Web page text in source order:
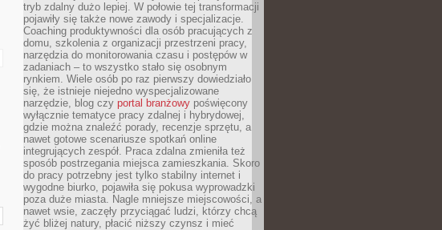
tryb zdalny dużo lepiej. W połowie tej transformacji
pojawiły się także nowe zawody i specjalizacje.
Coaching produktywności dla osób pracujących z
domu, szkolenia z organizacji przestrzeni pracy,
narzędzia do monitorowania czasu i postępów w
zadaniach – to wszystko stało się osobnym
rynkiem. Wiele osób po raz pierwszy dowiedziało
się, że istnieje niejedno wyspecjalizowane
narzędzie, blog czy portal branżowy poświęcony
wyłącznie tematyce pracy zdalnej i hybrydowej,
gdzie można znaleźć porady, recenzje sprzętu, a
nawet gotowe scenariusze spotkań online
integrujących zespół. Praca zdalna zmieniła też
sposób postrzegania miejsca zamieszkania. Skoro
do pracy potrzebny jest tylko stabilny internet i
wygodne biurko, pojawiła się pokusa wyprowadzki
poza duże miasta. Nagle mniejsze miejscowości, a
nawet wsie, zaczęły przyciągać ludzi, którzy chcą
żyć bliżej natury, płacić niższy czynsz i mieć